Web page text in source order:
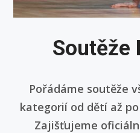
Soutěže
Pořádáme soutěže
kategorií od dětí až
Zajišťujeme